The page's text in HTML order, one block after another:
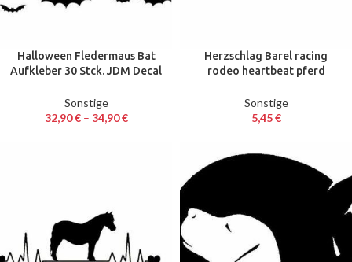
Halloween Fledermaus Bat
Aufkleber 30 Stck. JDM Decal
Sonstige
32,90€– 34,90€
Herzschlag Barel racing
rodeo heartbeat pferd
20 cm
Sonstige
5,45€